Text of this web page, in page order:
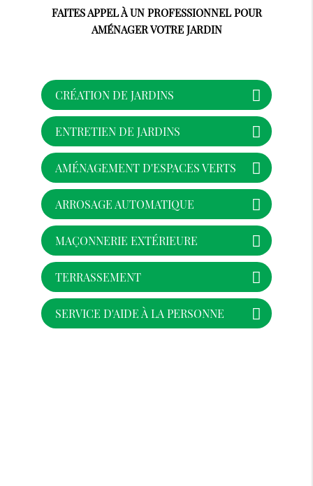
FAITES APPEL À UN PROFESSIONNEL POUR
AMÉNAGER VOTRE JARDIN
CRÉATION DE JARDINS
ENTRETIEN DE JARDINS
AMÉNAGEMENT D'ESPACES VERTS
ARROSAGE AUTOMATIQUE
MAÇONNERIE EXTÉRIEURE
TERRASSEMENT
SERVICE D'AIDE À LA PERSONNE